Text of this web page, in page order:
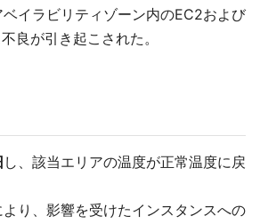
イラビリティゾーン内のEC2および
良が引き起こされた。
し、該当エリアの温度が正常温度に戻
り、影響を受けたインスタンスへの